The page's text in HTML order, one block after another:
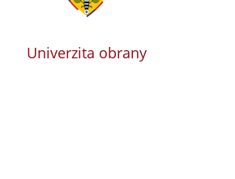
Univerzita obrany